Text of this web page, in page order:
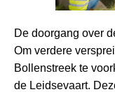
De doorgang over
Om verdere
Bollenstreek te
de Leidsevaart.